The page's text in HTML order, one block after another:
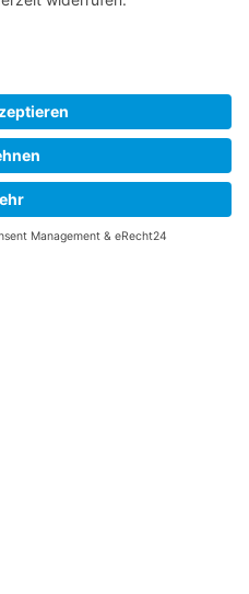
die B-17 Flying
die Informationen
würde mich sehr
jetzt mitPayPal